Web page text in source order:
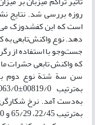
است که این کفشدوزک
دهد. نوع واکنش‌تابعی
جست‌وجو با استفاده از
که واکنش تابعی حشرات
سن سة شتة نوع دوم
به‌دست آمد. نرخ